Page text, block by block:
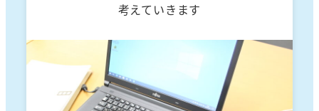
考えていきます